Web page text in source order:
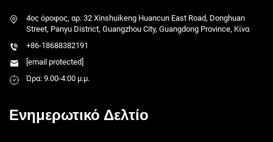
4ος όροφος, αρ. 32 Xinshuikeng Huancun East Road, Donghuan
Street, Panyu District, Guangzhou City, Guangdong Province, Κίνα
+86-18688382191
[email protected]
Ώρα: 9.00-4:00 μ.μ.
Ενημερωτικό Δελτίο